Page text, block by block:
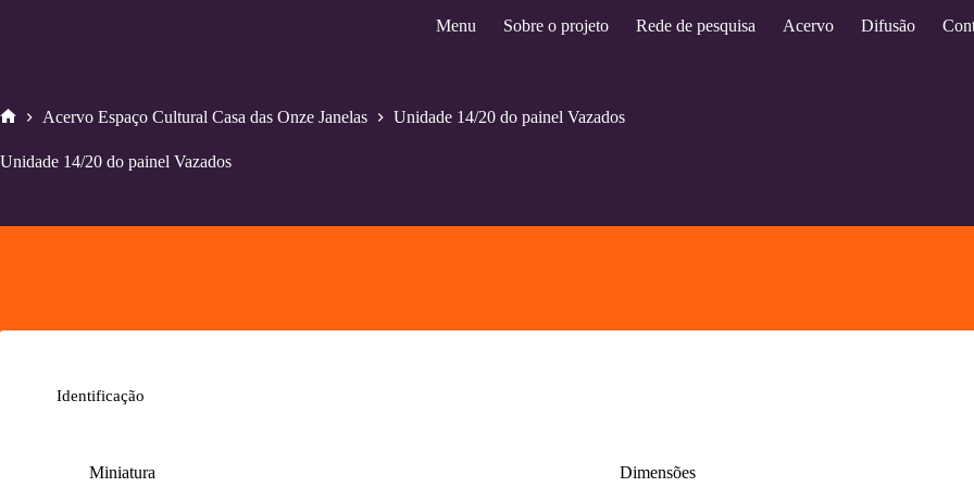
Menu Sobre o projeto Rede de pesquisa Acervo Difusão
Acervo Espaço Cultural Casa das Onze Janelas Unidade 14/20 do painel Vazados
Unidade 14/20 do painel Vazados
Identificação
Miniatura Dimensões